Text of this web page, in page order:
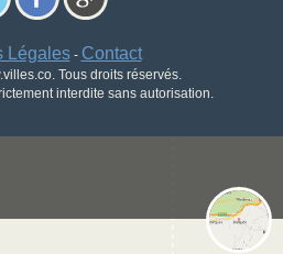
Légales- Contact
Tous droits réservés.
interdite sans autorisation.